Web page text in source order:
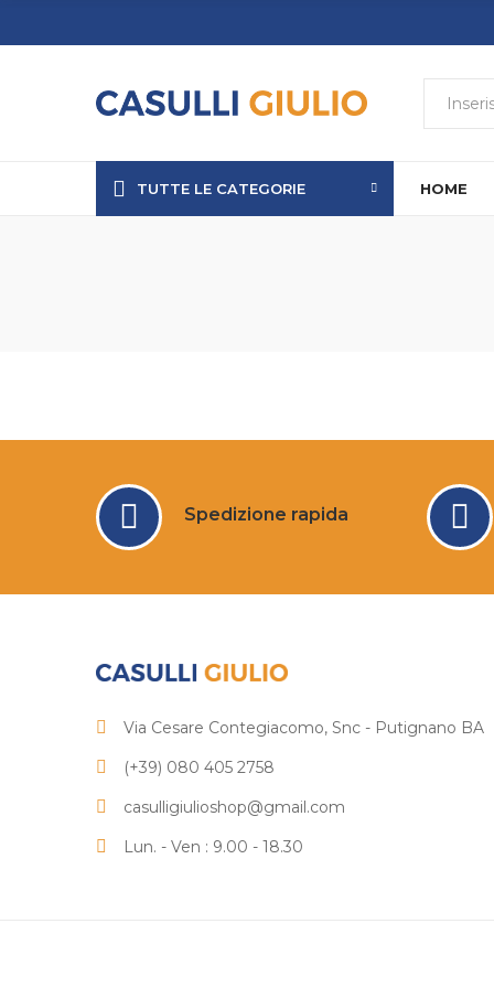
TUTTE LE CATEGORIE HOME
Spedizione rapida
Via Cesare Contegiacomo, Snc - Putignano BA
(+39) 080 405 2758
casulligiulioshop@gmail.com
Lun. - Ven : 9.00 - 18.30